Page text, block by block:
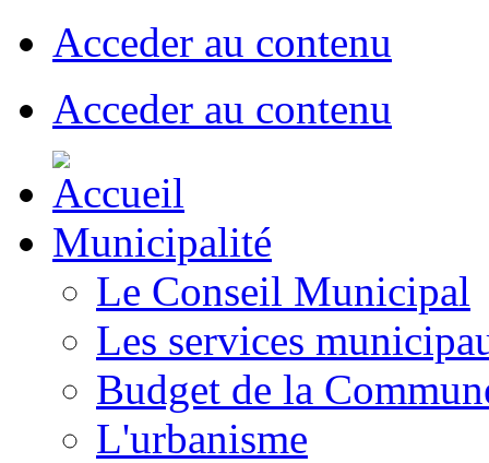
Acceder au contenu
Acceder au contenu
Municipalité
Le Conseil Municipal
Les services
Budget de la
L'urbanisme